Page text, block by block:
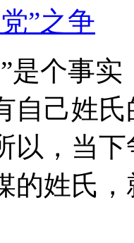
”之争
是个事
自己姓
以，当
的姓氏